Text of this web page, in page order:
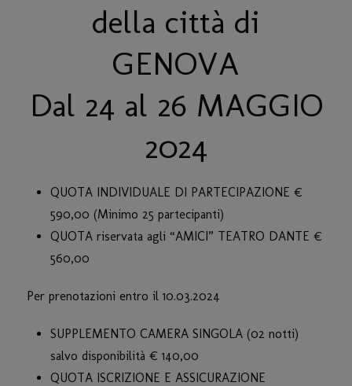
della città di
GENOVA
Dal 24 al 26 MAGGIO
2024
QUOTA INDIVIDUALE DI PARTECIPAZIONE €
590,00 (Minimo 25 partecipanti)
QUOTA riservata agli “AMICI” TEATRO DANTE €
560,00
Per prenotazioni entro il 10.03.2024
SUPPLEMENTO CAMERA SINGOLA (02 notti)
salvo disponibilità € 140,00
QUOTA ISCRIZIONE E ASSICURAZIONE